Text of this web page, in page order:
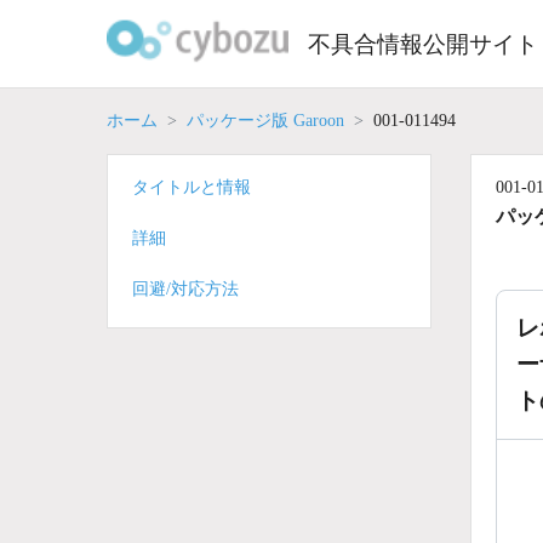
不具合情報公開サイト
ホーム パッケージ版 Garoon 001-011494
001-
パッ
タイトルと情報
詳細
回避/対応方法